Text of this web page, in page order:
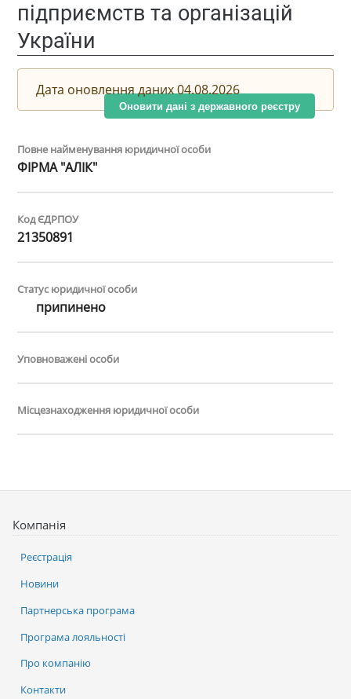
підприємств та організацій
України
Дата оновлення даних 04.08.2026
Оновити дані з державного реєстру
Повне найменування юридичної особи
ФІРМА "АЛІК"
Код ЄДРПОУ
21350891
Статус юридичної особи
припинено
Уповноважені особи
Місцезнаходження юридичної особи
Компанія
Реєстрація
Новини
Партнерська програма
Програма лояльності
Про компанію
Контакти